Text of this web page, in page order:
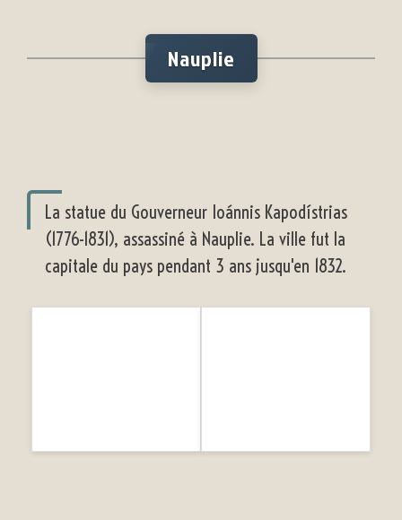
Nauplie
La statue du Gouverneur Ioánnis Kapodístrias
(1776-1831), assassiné à Nauplie. La ville fut la
capitale du pays pendant 3 ans jusqu'en 1832.